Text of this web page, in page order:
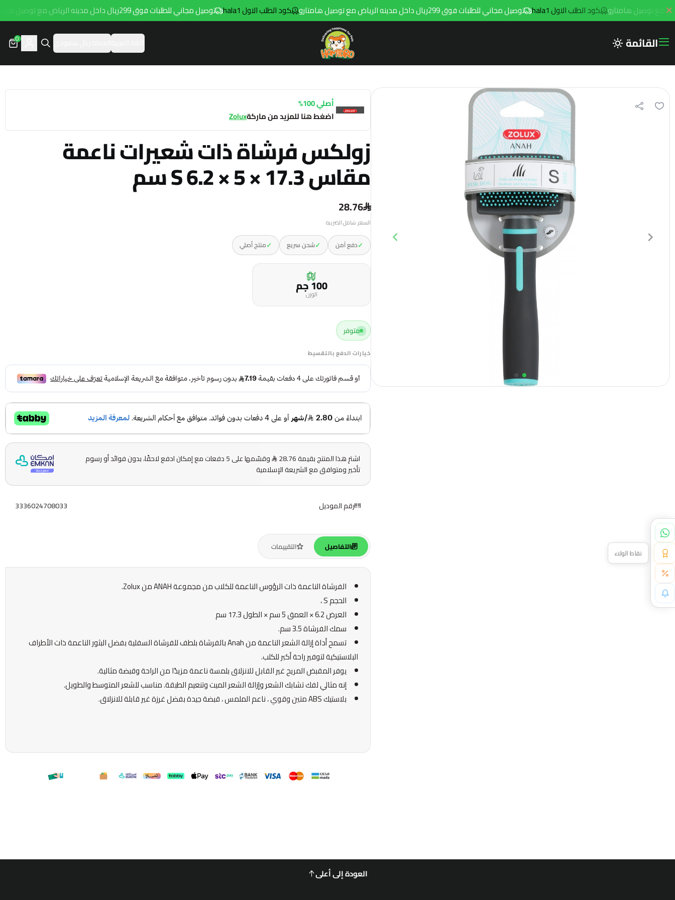
كود الطلب الاول hala1 توصيل مجاني للطلبات فوق 299ريال داخل مدينه الرياض مع توصيل هامتارو كود الطلب الاول hala1 توصيل مجاني للطلبات فوق 299ريال داخل مدينه الرياض مع توصيل هامتارو
القائمة Hamtaro
0
أصلي 100%
اضغط هنا للمزيد من ماركةZolux
زولكس فرشاة ذات شعيرات ناعمة
مقاس S 6.2 × 5 × 17.3 سم
28.76
السعر شامل الضريبه
✓دفع آمن ✓شحن سريع ✓منتج أصلي
100 جمالوزن
متوفر
خيارات الدفع بالتقسيط
اشترِ هذا المنتج بقيمة 28.76
وقسّمها على 5 دفعات مع إمكان ادفع لاحقًا، بدون فوائد أو رسوم
تأخير ومتوافق مع الشريعة الإسلامية
رقم الموديل 3336024708033
التفاصيل التقييمات
الفرشاة الناعمة ذات الرؤوس الناعمة للكلاب من مجموعة ANAH من Zolux.
الحجم S ،
العرض 6.2 × العمق 5 سم × الطول 17.3 سم
سمك الفرشاة 3.5 سم.
تسمح أداة إزالة الشعر الناعمة من Anah بالفرشاة بلطف للفرشاة السفلية بفضل البثور الناعمة ذات الأطراف
البلاستيكية لتوفير راحة أكبر للكلب.
يوفر المقبض المريح غير القابل للانزلاق بلمسة ناعمة مزيدًا من الراحة وقبضة مثالية.
إنه مثالي لفك تشابك الشعر وإزالة الشعر الميت وتنعيم الطبقة. مناسب للشعر المتوسط ​​والطويل.
بلاستيك ABS متين وقوي ، ناعم الملمس ، قبضة جيدة بفضل غرزة غير قابلة للانزلاق.
العودة إلى أعلى
نقاط الولاء